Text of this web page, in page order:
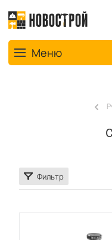
Toggle navigation
Меню
Фильтр